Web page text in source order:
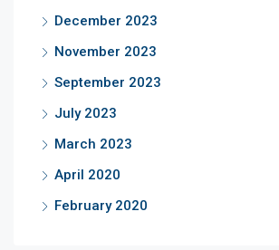
December 2023
November 2023
September 2023
July 2023
March 2023
April 2020
February 2020